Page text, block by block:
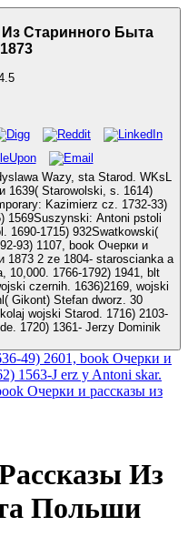
Старинного Быта
Wazy, sta Starod. WKsL
1639( Starowolski, s. 1614)
Kazimierz cz. 1732-33)
1569Suszynski: Antoni pstoli
1690-1715) 932Swatkowski(
1873 2 ze 1804- staroscianka a
10,000. 1766-1792) 1941, blt
czernih. 1636)2169, wojski
wojski Starod. 1716) 2103-
1720) 1361- Jerzy Dominik
49) 2601, book Очерки и
1563-J erz y Antoni skar.
Из
Польши